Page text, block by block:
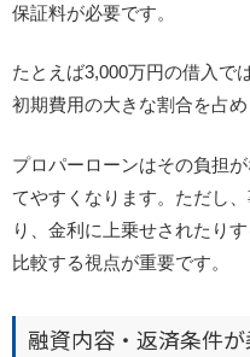
保証料が必要です。
たとえば3,000万円の借入で
初期費用の大きな割合を占め
プロパーローンはその負担
てやすくなります。ただし
り、金利に上乗せされたり
比較する視点が重要です。
融資内容・返済条件